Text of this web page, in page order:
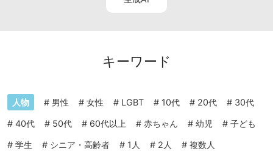
キーワード
人物 # 男性 # 女性 # LGBT # 10代 # 20代 # 30代
# 40代 # 50代 # 60代以上 # 赤ちゃん # 幼児 # 子ども
# 学生 # シニア・高齢者 # 1人 # 2人 # 複数人